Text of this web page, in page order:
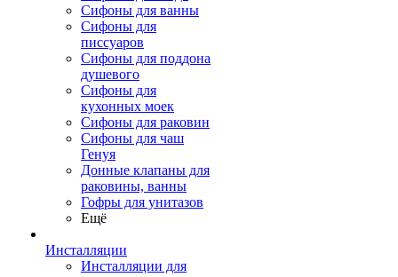
Сифоны для ванны
Сифоны для
писсуаров
Сифоны для поддона
душевого
Сифоны для
кухонных моек
Сифоны для раковин
Сифоны для чаш
Генуя
Донные клапаны для
раковины, ванны
Гофры для унитазов
Ещё
Инсталляции
Инсталляции для